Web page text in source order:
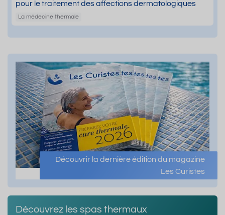
pour le traitement des affections dermatologiques
La médecine thermale
Découvrir la dernière édition du magazine
Les Curistes
Découvrez les spas thermaux